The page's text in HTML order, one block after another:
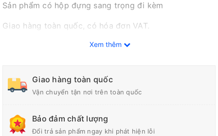
Sản phẩm có hộp đựng sang trọng đi kèm
Giao hàng toàn quốc, có hóa đơn VAT.
Sản xuất theo yêu cầu từng khách hàng.
Xem thêm
Giao hàng toàn quốc
Vận chuyển tận nơi trên toàn quốc
Bảo đảm chất lượng
Đổi trả sản phẩm ngay khi phát hiện lỗi